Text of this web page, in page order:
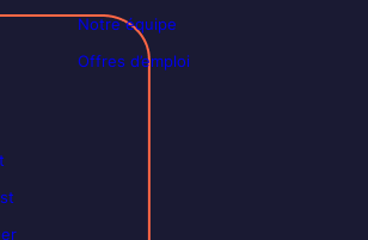
Notre équipe
Offres d’emploi